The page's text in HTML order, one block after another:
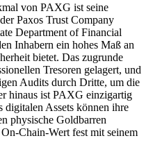
von PAXG ist seine
Paxos Trust Company
Department of Financial
Inhabern ein hohes Maß an
bietet. Das zugrunde
Tresoren gelagert, und
Audits durch Dritte, um die
hinaus ist PAXG einzigartig
digitalen Assets können ihre
physische Goldbarren
Chain-Wert fest mit seinem